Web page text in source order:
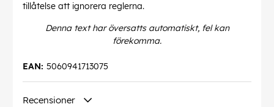
tillåtelse att ignorera reglerna.
Denna text har översatts automatiskt, fel kan
förekomma.
5060941713075
EAN:
Recensioner